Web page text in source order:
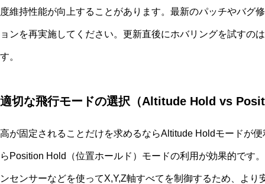
度維持性能が向上することがあります。最新のパッチやバグ
ョンを再実施してください。更新直後にホバリングを試すの
す。
適切な飛行モードの選択（Altitude Hold vs
高が固定されることだけを求めるならAltitude Holdモードが
らPosition Hold（位置ホールド）モードの利用が効果的です
ンセンサーなどを使ってX,Y,Z軸すべてを制御するため、よ